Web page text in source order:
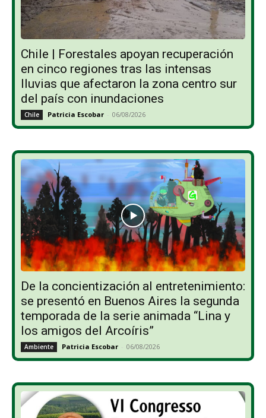
Chile | Forestales apoyan recuperación
en cinco regiones tras las intensas
lluvias que afectaron la zona centro sur
del país con inundaciones
Chile Patricia Escobar - 06/08/2026
De la concientización al entretenimiento:
se presentó en Buenos Aires la segunda
temporada de la serie animada “Lina y
los amigos del Arcoíris”
Ambiente Patricia Escobar - 06/08/2026